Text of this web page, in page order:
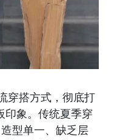
穿搭方式，彻底打
印象。传统夏季穿
型单一、缺乏层